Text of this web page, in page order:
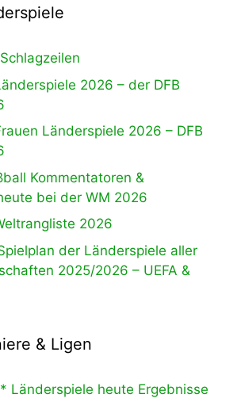
2026 – der DFB
Länderspiele 2026 – DFB
Kommentatoren &
bei der WM 2026
2026
der Länderspiele aller
2025/2026 – UEFA &
& Ligen
Länderspiele heute Ergebnisse